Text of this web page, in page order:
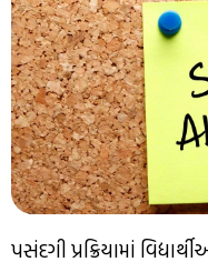
પસંદગી પ્રક્રિયામાં